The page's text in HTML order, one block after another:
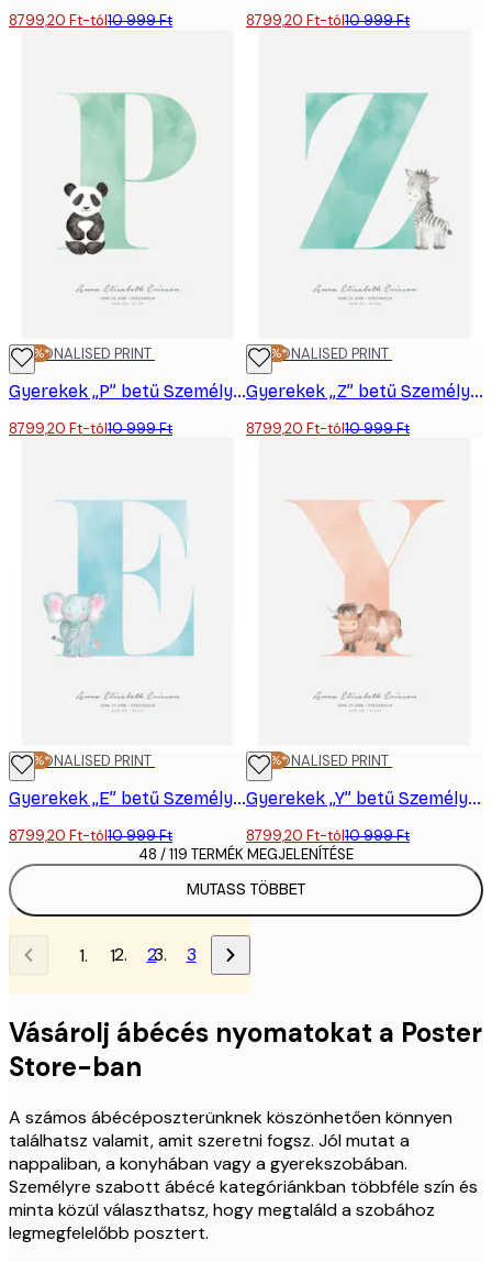
8799,20 Ft-tól10 999 Ft 8799,20 Ft-tól10 999 Ft
-20%*
PERSONALISED PRINT
Gyerekek „P” betű Személyre Szabott Poszter
8799,20 Ft-tól10 999 Ft
-20%*
PERSONALISED PRINT
Gyerekek „Z” betű Személyre Szabott Poszter
8799,20 Ft-tól10 999 Ft
-20%*
PERSONALISED PRINT
Gyerekek „E” betű Személyre Szabott Poszter
8799,20 Ft-tól10 999 Ft
-20%*
PERSONALISED PRINT
Gyerekek „Y” betű Személyre Szabott Poszter
8799,20 Ft-tól10 999 Ft
MUTASS TÖBBET
48 / 119 TERMÉK MEGJELENÍTÉSE
1 2 3
Vásárolj ábécés nyomatokat a Poster
Store-ban
A számos ábécéposzterünknek köszönhetően könnyen
találhatsz valamit, amit szeretni fogsz. Jól mutat a
nappaliban, a konyhában vagy a gyerekszobában.
Személyre szabott ábécé kategóriánkban többféle szín és
minta közül választhatsz, hogy megtaláld a szobához
legmegfelelőbb posztert.